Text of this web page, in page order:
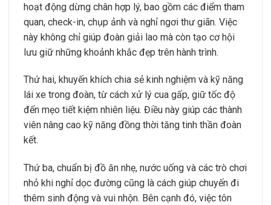
hoạt động dừng chân hợp lý, bao gồm các điểm tham
quan, check-in, chụp ảnh và nghỉ ngơi thư giãn. Việc
này không chỉ giúp đoàn giải lao mà còn tạo cơ hội
lưu giữ những khoảnh khắc đẹp trên hành trình.
Thứ hai, khuyến khích chia sẻ kinh nghiệm và kỹ năng
lái xe trong đoàn, từ cách xử lý cua gấp, giữ tốc độ
đến mẹo tiết kiệm nhiên liệu. Điều này giúp các thành
viên nâng cao kỹ năng đồng thời tăng tinh thần đoàn
kết.
Thứ ba, chuẩn bị đồ ăn nhẹ, nước uống và các trò chơi
nhỏ khi nghỉ dọc đường cũng là cách giúp chuyến đi
thêm sinh động và vui nhộn. Bên cạnh đó, việc tôn